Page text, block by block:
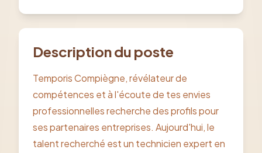
Description du poste
Temporis Compiègne, révélateur de
compétences et à l'écoute de tes envies
professionnelles recherche des profils pour
ses partenaires entreprises. Aujourd'hui, le
talent recherché est un technicien expert en